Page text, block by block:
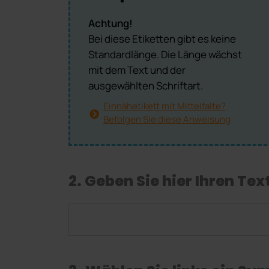
Achtung!
Bei diese Etiketten gibt es keine
Standardlänge. Die Länge wächst
mit dem Text und der
ausgewählten Schriftart.
Einnähetikett mit Mittelfalte?
Befolgen Sie diese Anweisung
2. Geben Sie hier Ihren